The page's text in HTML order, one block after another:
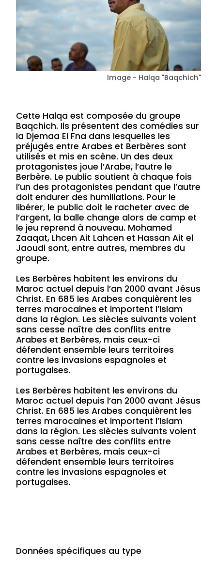
Image - Halqa "Baqchich"
Cette Halqa est composée du groupe
Baqchich. Ils présentent des comédies sur
la Djemaa El Fna dans lesquelles les
préjugés entre Arabes et Berbères sont
utilisés et mis en scène. Un des deux
protagonistes joue l’Arabe, l’autre le
Berbère. Le public soutient à chaque fois
l’un des protagonistes pendant que l’autre
doit endurer des humiliations. Pour le
libérer, le public doit le racheter avec de
l’argent, la balle change alors de camp et
le jeu reprend à nouveau. Mohamed
Zaaqat, Lhcen Ait Lahcen et Hassan Ait el
Jaoudi sont, entre autres, membres du
groupe.
Les Berbères habitent les environs du
Maroc actuel depuis l’an 2000 avant Jésus
Christ. En 685 les Arabes conquièrent les
terres marocaines et importent l’Islam
dans la région. Les siècles suivants voient
sans cesse naître des conflits entre
Arabes et Berbères, mais ceux-ci
défendent ensemble leurs territoires
contre les invasions espagnoles et
portugaises.
Les Berbères habitent les environs du
Maroc actuel depuis l’an 2000 avant Jésus
Christ. En 685 les Arabes conquièrent les
terres marocaines et importent l’Islam
dans la région. Les siècles suivants voient
sans cesse naître des conflits entre
Arabes et Berbères, mais ceux-ci
défendent ensemble leurs territoires
contre les invasions espagnoles et
portugaises.
Données spécifiques au type